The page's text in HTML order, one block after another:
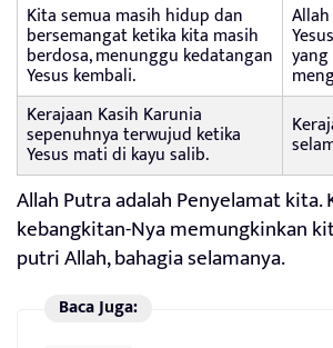
Kita semua masih hidup dan
bersemangat ketika kita masih
berdosa, menunggu kedatangan
Yesus kembali.
Kerajaan Kasih Karunia
sepenuhnya terwujud ketika
Yesus mati di kayu salib.
Allah Putra adalah Penyelamat kita.
kebangkitan-Nya memungkinkan
putri Allah, bahagia selamanya.
Baca Juga: